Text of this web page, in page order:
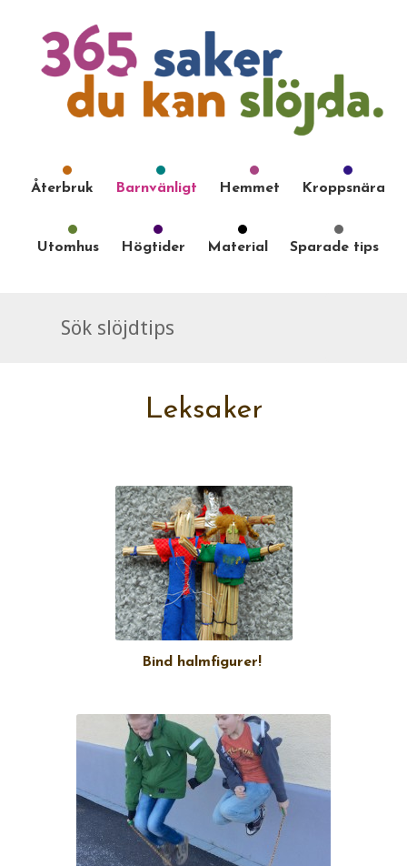
Återbruk Barnvänligt Hemmet Kroppsnära
Utomhus Högtider Material Sparade tips
Leksaker
Bind halmfigurer!